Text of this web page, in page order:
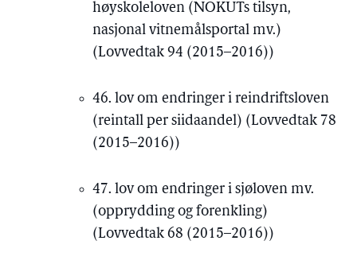
høyskoleloven (NOKUTs tilsyn,
nasjonal vitnemålsportal mv.)
(Lovvedtak 94 (2015–2016))
46. lov om endringer i reindriftsloven
(reintall per siidaandel) (Lovvedtak 78
(2015–2016))
47. lov om endringer i sjøloven mv.
(opprydding og forenkling)
(Lovvedtak 68 (2015–2016))